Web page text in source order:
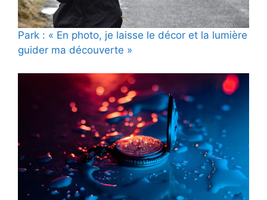
Park : « En photo, je laisse le décor et la lumière
guider ma découverte »